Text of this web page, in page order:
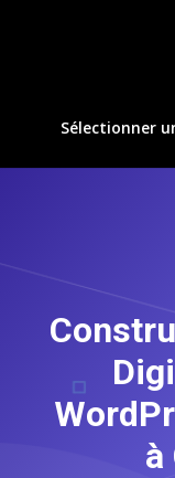
Sélectionner
à